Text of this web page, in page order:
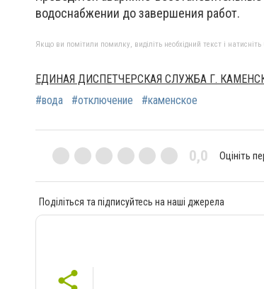
водоснабжении до завершения работ.
Якщо ви помітили помилку, виділіть необхідний текст і
ЕДИНАЯ ДИСПЕТЧЕРСКАЯ СЛУЖБА Г.
#вода
#отключение #каменское
0,0 Оцініть
Поділіться та підписуйтесь на наші джерела